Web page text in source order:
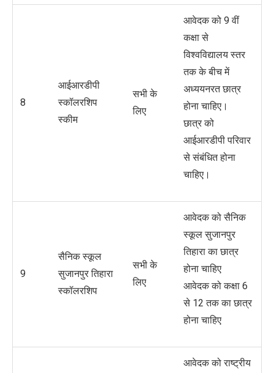
8
आईआरडीपी
स्कॉलरशिप
स्कीम
सभी के
लिए
आवेदक को 9 वीं
कक्षा से
विश्वविद्यालय स्तर
तक के बीच में
अध्ययनरत छात्र
होना चाहिए।
छात्र को
आईआरडीपी परिवार
से संबंधित होना
चाहिए।
9
सैनिक स्कूल
सुजानपुर तिहारा
स्कॉलरशिप
सभी के
लिए
आवेदक को सैनिक
स्कूल सुजानपुर
तिहारा का छात्र
होना चाहिए
आवेदक को कक्षा 6
से 12 तक का छात्र
होना चाहिए
आवेदक को राष्ट्रीय